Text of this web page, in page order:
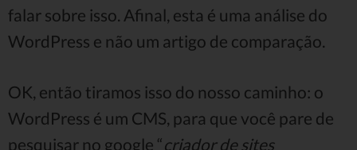
falar sobre isso. Afinal, esta é uma análise do
WordPress e não um artigo de comparação.
OK, então tiramos isso do nosso caminho: o
WordPress é um CMS, para que você pare de
pesquisar no google “criador de sites